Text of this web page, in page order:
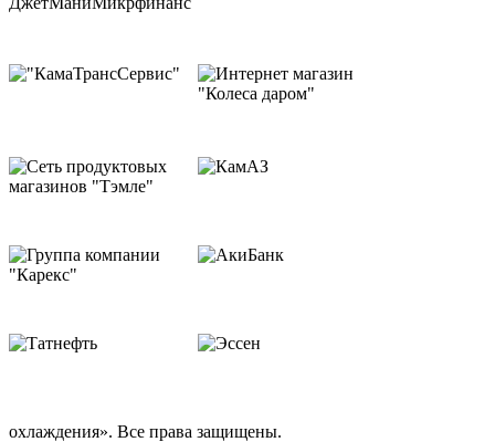
охлаждения». Все права защищены.